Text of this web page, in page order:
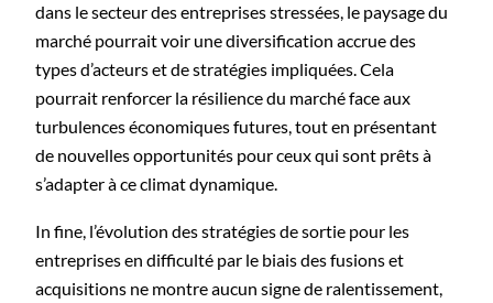
dans le secteur des entreprises stressées, le paysage du
marché pourrait voir une diversification accrue des
types d’acteurs et de stratégies impliquées. Cela
pourrait renforcer la résilience du marché face aux
turbulences économiques futures, tout en présentant
de nouvelles opportunités pour ceux qui sont prêts à
s’adapter à ce climat dynamique.
In fine, l’évolution des stratégies de sortie pour les
entreprises en difficulté par le biais des fusions et
acquisitions ne montre aucun signe de ralentissement,